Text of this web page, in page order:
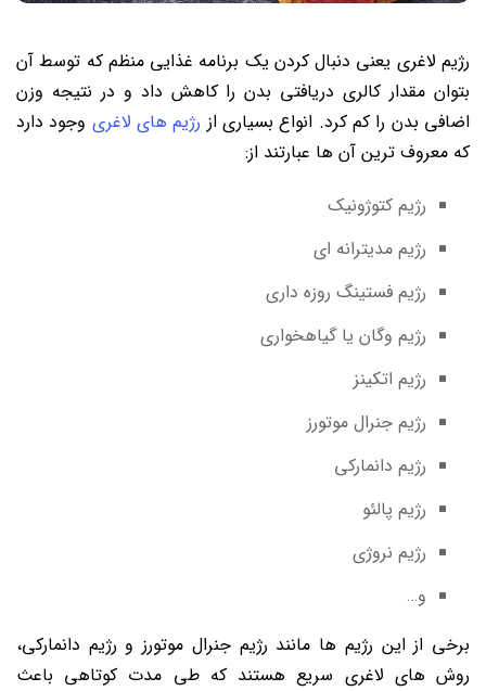
رژیم لاغری یعنی دنبال کردن یک برنامه غذایی منظم که توسط آن
بتوان مقدار کالری دریافتی بدن را کاهش داد و در نتیجه وزن
اضافی بدن را کم کرد. انواع بسیاری از رژیم های لاغری وجود دارد
که معروف ترین آن ها عبارتند از:
رژیم کتوژونیک
رژیم مدیترانه ای
رژیم فستینگ روزه داری
رژیم وگان یا گیاهخواری
رژیم اتکینز
رژیم جنرال موتورز
رژیم دانمارکی
رژیم پالئو
رژیم نروژی
و…
برخی از این رژیم ها مانند رژیم جنرال موتورز و رژیم دانمارکی،
روش های لاغری سریع هستند که طی مدت کوتاهی باعث